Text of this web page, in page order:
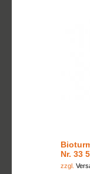
Nr. 33
zzgl.